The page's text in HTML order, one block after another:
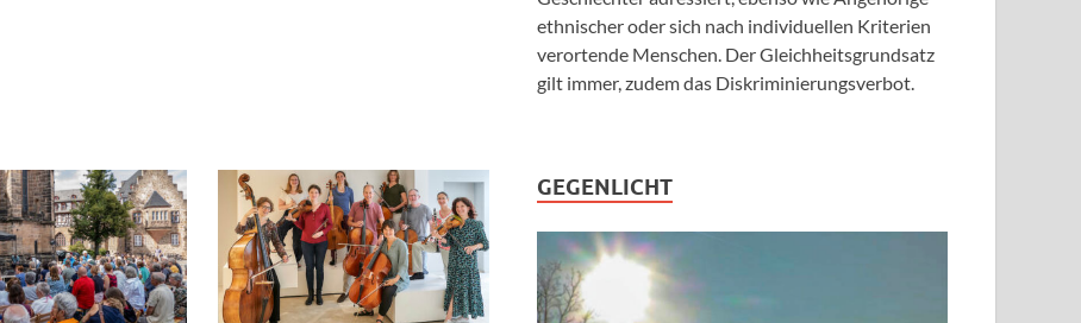
ethnischer oder sich nach individuellen Kriterien
verortende Menschen. Der Gleichheitsgrundsatz
gilt immer, zudem das Diskriminierungsverbot.
GEGENLICHT